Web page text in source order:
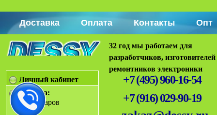
Доставка Оплата Контакты Опт
32 год мы работаем для
разработчиков,
ремонтников электроники
+7 (495) 960-16-54
+7 (916) 029-90-19
Личный кабинет
Корзина:
Нет товаров